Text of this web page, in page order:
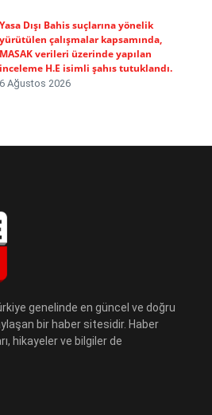
Yasa Dışı Bahis suçlarına yönelik
yürütülen çalışmalar kapsamında,
MASAK verileri üzerinde yapılan
inceleme H.E isimli şahıs tutuklandı.
6 Ağustos 2026
genelinde en güncel ve doğru
bir haber sitesidir. Haber
hikayeler ve bilgiler de